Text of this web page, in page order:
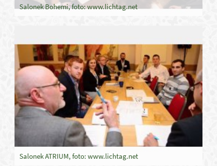
Salonek Bohemi, foto: www.lichtag.net
Salonek ATRIUM, foto: www.lichtag.net